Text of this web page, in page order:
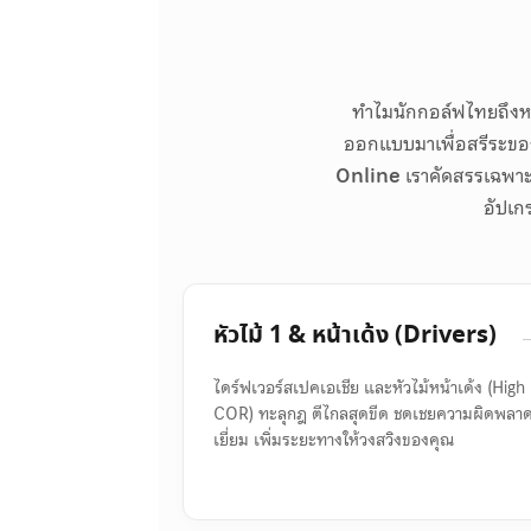
ทำไมนักกอล์ฟไทยถึง
ออกแบบมาเพื่อสรีระข
Online เราคัดสรรเฉ
อัปเ
หัวไม้ 1 & หน้าเด้ง (Drivers)
ไดร์ฟเวอร์สเปคเอเชีย และหัวไม้หน้าเด้ง (High
COR) ทะลุกฎ ตีไกลสุดขีด ชดเชยความผิดพลา
เยี่ยม เพิ่มระยะทางให้วงสวิงของคุณ